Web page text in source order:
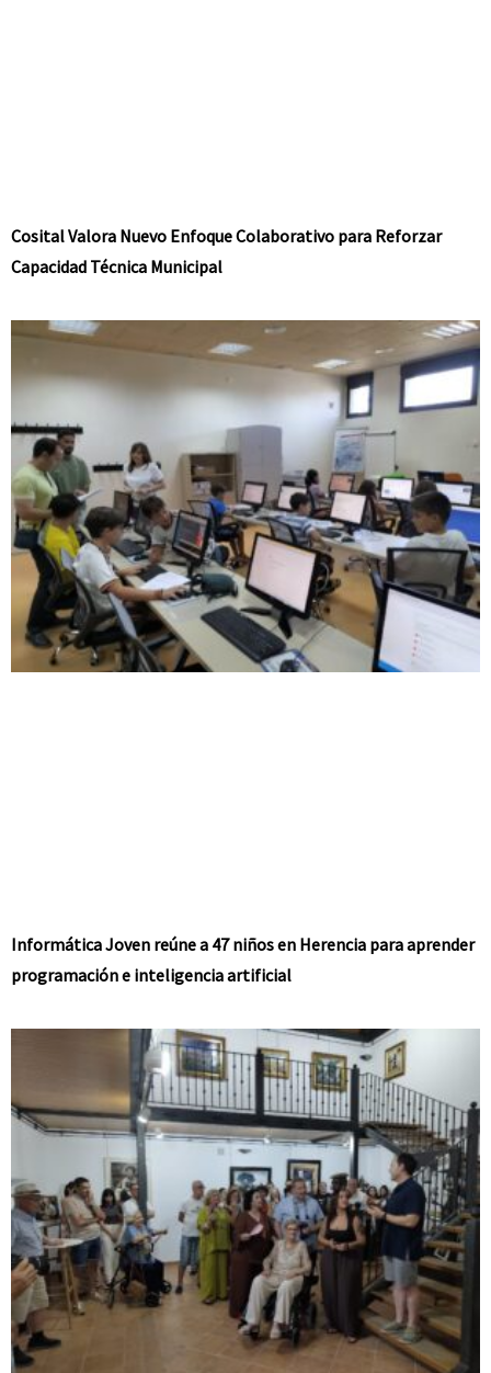
Cosital Valora Nuevo Enfoque Colaborativo para Reforzar
Capacidad Técnica Municipal
Informática Joven reúne a 47 niños en Herencia para aprender
programación e inteligencia artificial